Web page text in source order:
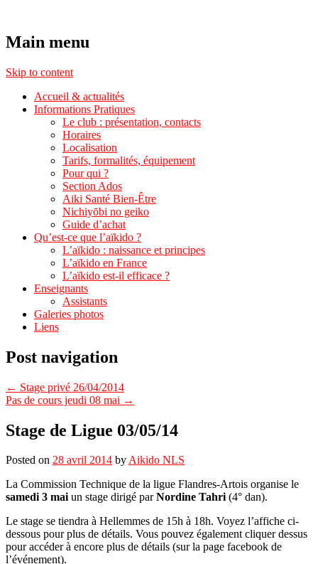
Aikido Noyelles les Seclin
Main menu
Skip to content
Accueil & actualités
Informations Pratiques
Le club : présentation, contacts
Horaires
Localisation
Tarifs, formalités, équipement
Pour qui ?
Section Ados
Aiki Santé Bien-Être
Nichiyōbi no geiko
Guide d’achat
Qu’est-ce que l’aïkido ?
L’aïkido : naissance et principes
L’aïkido en France
L’aïkido est-il efficace ?
Enseignants
Assistants
Galeries photos
Liens
Post navigation
← Stage privé 26/04/2014
Pas de cours jeudi 08 mai →
Stage de Ligue 03/05/14
Posted on 28 avril 2014 byAikido NLS
La Commission Technique de la ligue Flandres-Artois organise le
samedi 3 maiun stage dirigé parNordine Tahri(4° dan).
Le stage se tiendra à Hellemmes de 15h à 18h. Voyez l’affiche ci-
dessous pour plus de détails. Vous pouvez également cliquer dessus
pour accéder à encore plus de détails (sur la page facebook de
l’événement).